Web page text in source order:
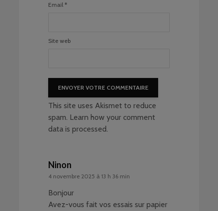
Email *
Site web
This site uses Akismet to reduce
spam. Learn how your comment
data is processed
Ninon
4 novembre 2025 à 13 h 36 min
Bonjour
Avez-vous fait vos essais sur papier